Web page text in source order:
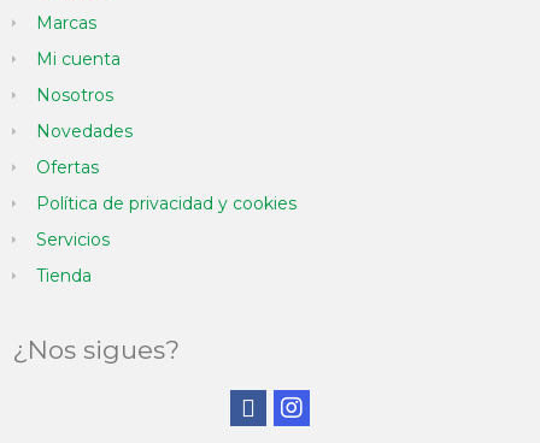
Marcas
Mi cuenta
Nosotros
Novedades
Ofertas
Política de privacidad y cookies
Servicios
Tienda
¿Nos sigues?